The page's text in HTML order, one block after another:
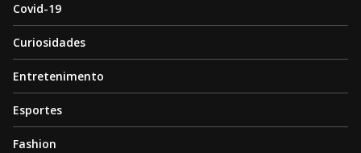
Covid-19
Curiosidades
Entretenimento
Esportes
Fashion